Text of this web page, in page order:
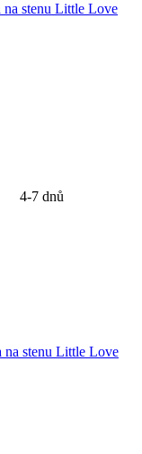
na stenu Little Love
4-7 dnů
na stenu Little Love